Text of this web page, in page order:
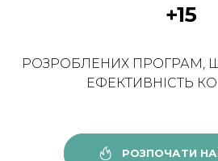
+15
РОЗРОБЛЕНИХ ПРОГРАМ,
ЕФЕКТИВНІСТЬ
РОЗПОЧАТИ